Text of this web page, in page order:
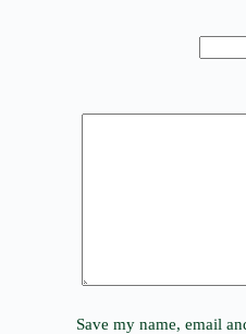
Save my name, email